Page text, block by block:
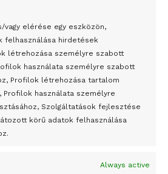
vagy elérése egy eszközön,
felhasználása hirdetések
létrehozása személyre szabott
használata személyre szabott
Profilok létrehozása tartalom
Profilok használata személyre
Szolgáltatások fejlesztése
körű adatok felhasználása
Always active
az összecsapások Bahmutnál
művét miután elégették.
művei szabadon
zsidó kulturális örökségét